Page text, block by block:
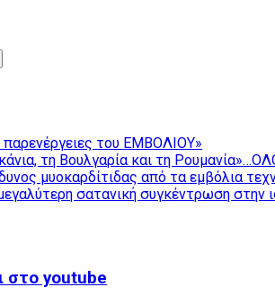
παρενέργειες του ΕΜΒΟΛΙΟΥ»
τη Βουλγαρία και τη
μυοκαρδίτιδας από τα εμβόλια
σατανική συγκέντρωση στην
στο youtube